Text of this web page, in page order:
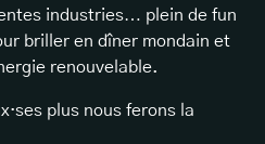
industries… plein de fun
briller en dîner mondain et
renouvelable.
plus nous ferons la